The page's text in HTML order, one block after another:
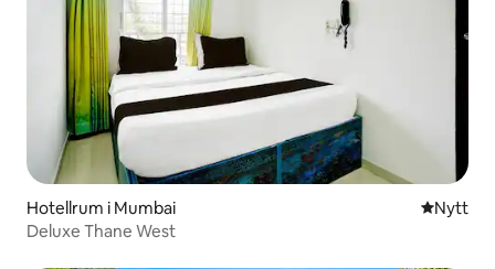
Hotellrum i Mumbai NyttNytt
Deluxe Thane West